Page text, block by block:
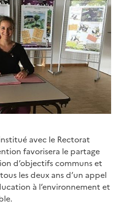
avec le Rectorat
favorisera le partage
d’objectifs communs et
les deux ans d’un appel
à l’environnement et